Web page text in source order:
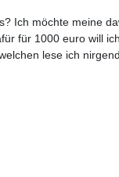
Ich möchte meine
für 1000 euro will
lese ich